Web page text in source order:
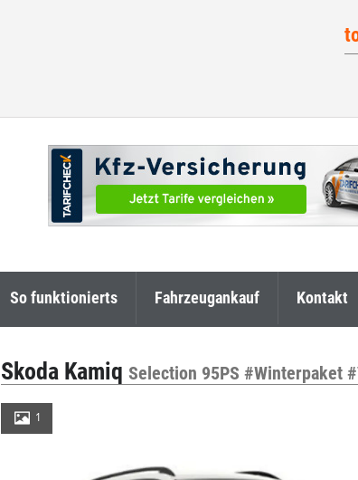
So funktionierts Fahrzeugankauf Kontakt
Skoda Kamiq Selection 95PS #Winterpaket
1